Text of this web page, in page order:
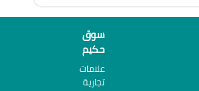
سوق
حكيم
علامات
تجارية